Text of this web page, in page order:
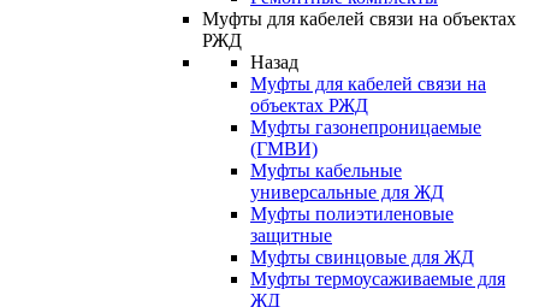
Муфты для кабелей связи на объектах
РЖД
Назад
Муфты для кабелей связи на
объектах РЖД
Муфты газонепроницаемые
(ГМВИ)
Муфты кабельные
универсальные для ЖД
Муфты полиэтиленовые
защитные
Муфты свинцовые для ЖД
Муфты термоусаживаемые для
ЖД